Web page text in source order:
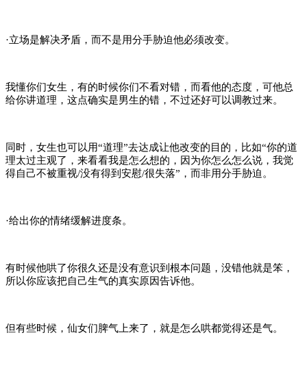
·立场是解决矛盾，而不是用分手胁迫他必须改变。
我懂你们女生，有的时候你们不看对错，而看他的态度，可他总
给你讲道理，这点确实是男生的错，不过还好可以调教过来。
同时，女生也可以用“道理”去达成让他改变的目的，比如“你的道
理太过主观了，来看看我是怎么想的，因为你怎么怎么说，我觉
得自己不被重视/没有得到安慰/很失落”，而非用分手胁迫。
·给出你的情绪缓解进度条。
有时候他哄了你很久还是没有意识到根本问题，没错他就是笨，
所以你应该把自己生气的真实原因告诉他。
但有些时候，仙女们脾气上来了，就是怎么哄都觉得还是气。